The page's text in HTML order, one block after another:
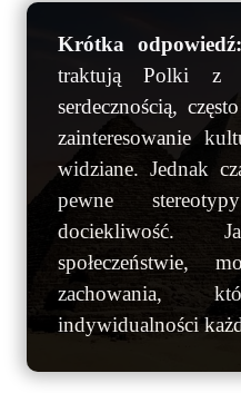
Krótka odpowiedź:
traktują Polki z
serdecznością,
zainteresowanie
widziane. Jednak
pewne
społeczeństwie,
zachowania,
indywidualności